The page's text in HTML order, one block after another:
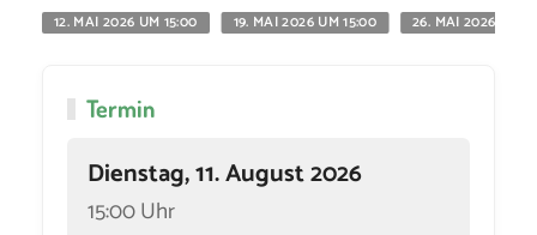
12. MAI 2026 UM 15:00
19. MAI 2026 UM 15:00 26. MAI 2026 UM
Termin
Dienstag, 11. August 2026
15:00 Uhr